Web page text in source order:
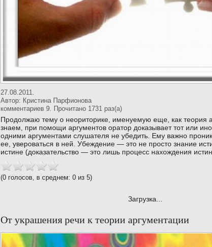
27.08.2011.
Автор: Кристина Парфионова
комментариев 9. Прочитано 1731 раз(a)
Продолжаю тему о неориторике, именуемую еще, как теория
знаем, при помощи аргументов оратор доказывает тот или
одними аргументами слушателя не убедить. Ему важно
ее, увероваться в ней. Убеждение — это не просто знание
истине (доказательство — это лишь процесс нахождения
(0 голосов, в среднем: 0 из 5)
Загрузка...
От украшения речи к теории аргументации